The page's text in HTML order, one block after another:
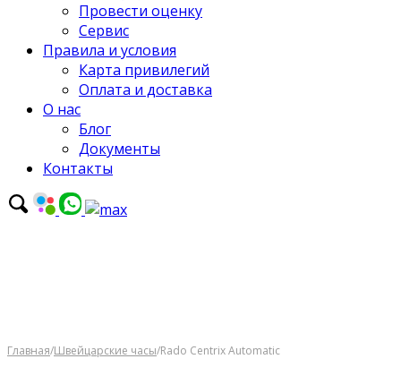
Провести оценку
Сервис
Правила и условия
Карта привилегий
Оплата и доставка
О нас
Блог
Документы
Контакты
Главная/Швейцарские часы/Rado Centrix Automatic